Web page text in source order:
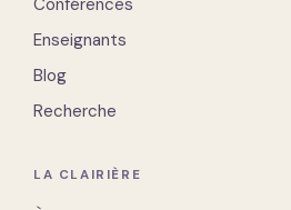
Conférences
Enseignants
Blog
Recherche
LA CLAIRIÈRE